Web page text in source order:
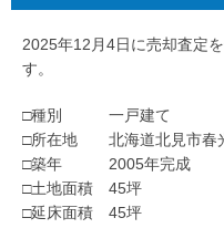
2025年12月4日に売却査定
す。
□種別 一戸建て
□所在地 北海道北見市春
□築年 2005年完成
□土地面積 45坪
□延床面積 45坪